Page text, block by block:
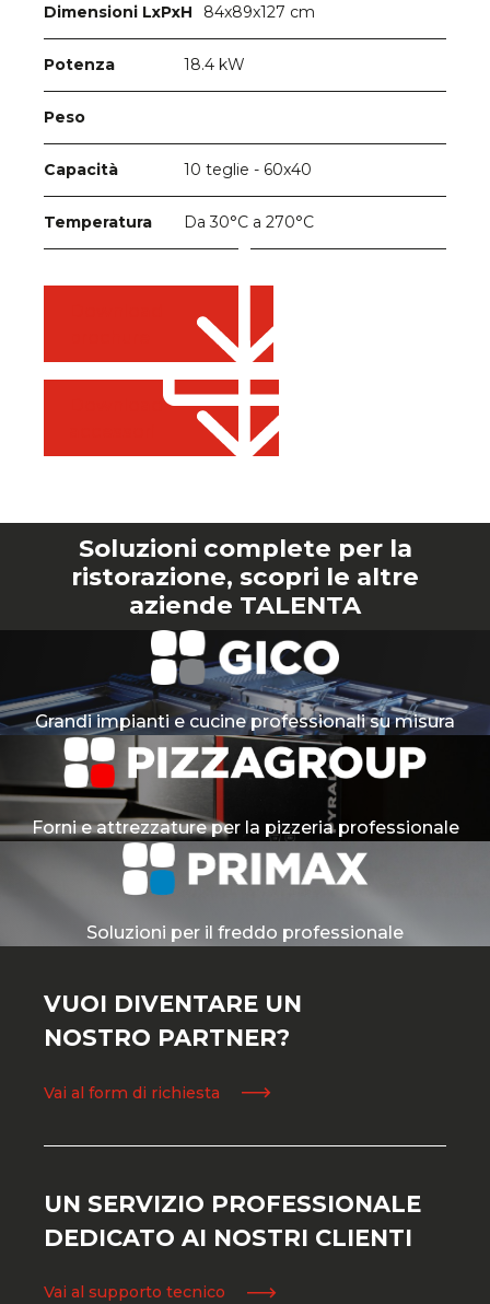
Dimensioni LxPxH 84x89x127 cm
Potenza 18.4 kW
Peso
Capacità 10 teglie - 60x40
Temperatura Da 30°C a 270°C
Download
Soluzioni complete per la
ristorazione, scopri le altre
aziende TALENTA
Grandi impianti e cucine professionali su misura
Forni e attrezzature per la pizzeria professionale
Soluzioni per il freddo professionale
VUOI DIVENTARE UN
NOSTRO PARTNER?
Vai al form di richiesta
UN SERVIZIO PROFESSIONALE
DEDICATO AI NOSTRI CLIENTI
Vai al supporto tecnico